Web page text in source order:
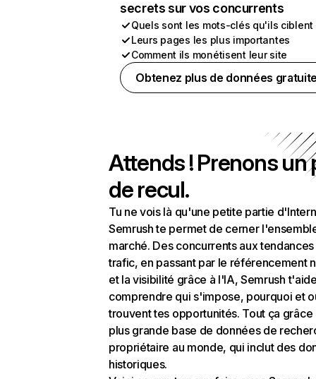
secrets sur vos concurrents
Quels sont les mots-clés qu'ils ciblent
Leurs pages les plus importantes
Comment ils monétisent leur site
Obtenez plus de données
Attends ! Prenons un
de recul.
Tu ne vois là qu'une petite partie
Semrush te permet de cerner
marché. Des concurrents aux
trafic, en passant par le référencement
et la visibilité grâce à l'IA, Semrush
comprendre qui s'impose, pourquoi et
trouvent tes opportunités. Tout ça grâce
plus grande base de données de
propriétaire au monde, qui inclut des
historiques.